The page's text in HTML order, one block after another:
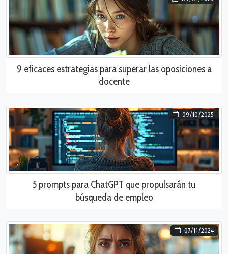
9 eficaces estrategias para superar las oposiciones a
docente
09/10/2025
5 prompts para ChatGPT que propulsarán tu
búsqueda de empleo
07/11/2024